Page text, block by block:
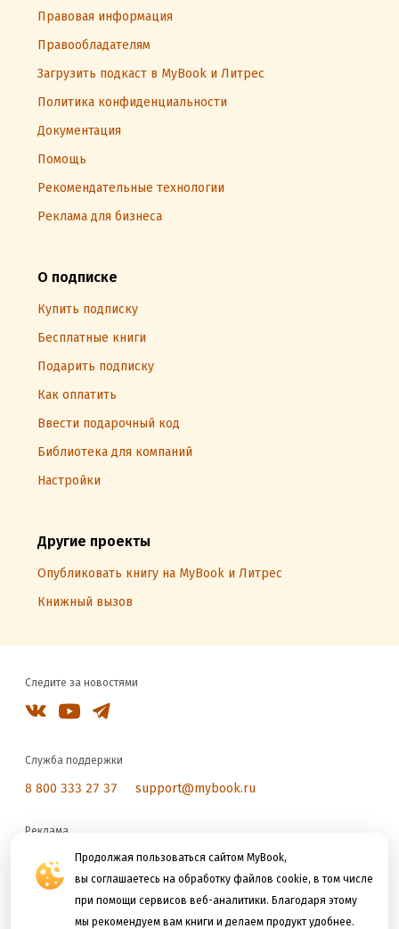
Продолжая пользоваться сайтом MyBook,
вы соглашаетесь на обработку файлов cookie, в том числе
при помощи сервисов веб-аналитики. Благодаря этому
мы рекомендуем вам книги и делаем продукт удобнее.
Правовая информация
Правообладателям
Загрузить подкаст в MyBook и Литрес
Политика конфиденциальности
Документация
Помощь
Рекомендательные технологии
Реклама для бизнеса
О подписке
Купить подписку
Бесплатные книги
Подарить подписку
Как оплатить
Ввести подарочный код
Библиотека для компаний
Настройки
Другие проекты
Опубликовать книгу на MyBook и Литрес
Книжный вызов
Следите за новостями
Служба поддержки
8 800 333 27 37 support@mybook.ru
Реклама
reklama@litres.ru
Мы принимаем к оплате